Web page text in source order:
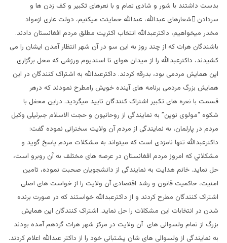
بدست داشتند با شور و شادی تمام و با نعرهای تکبیر و کف زدن ها و
سردادن ُشعارهای عبدالله، عبدالله حمایتت میکنیم، دولت عاری ازمواد
مخدر میخواهیم، داکترعبدالله انتخاب اکثریت مطلق مردم افغانستان دادند.
باشندگان هرات که از چند روز به این سو در آن شهر انتظار آمدن ایشان را می
کشیدند، داکترعبدالله را از میدان هوای تا استدیوم ورزشی که محل برگزاری
این همایش مردمی بود، بدرقه کردند. داکترعبدالله به اشتراک کنندگان در این
همایش بزرگ مردمی برنامه های آینده خویش رامطرح نمودند که درهر
قسمت با نعره های تکبیر اشتراک کنندگان تایید میگردید. دراین محفل با
شکوه “مولوی نوین” به نمایندگی از روحانیون و حجت الاسلام جبرئیلی وکیل
مردم در پارلمان، به نمایندگی از مردم آن ولایت سخنرانی نموده گفت:
داکترعبدالله تنها نامزدی است که میتواند به مشکلات مردم پاسخ گوید و
مشکلاتي که امروز مردم افغانستان در عرصه های مختلف به آن روبرو است،
حل نماید. خانم هدایت به نمایندگی از دانشجویان صحبت نموده، تامین
امنیت، حاکمیت قانون و رشد اقتصادی آن ولایت را از خواست های اصلی
اشتراک کنندگان مطرح کردند و از داکترعبدالله خواستند که در صورت برنده
شدن در انتخابات این مشکلات را حل نماید. اشتراک کنندگان این همایش
بزرگ از تمام ولسوالی های آن ولایت در مرکز شهر هرات گردهم آمده بودند
به نمایندگی از ولسوالی های شان پشتبانی خود را از داکتر عبدالله اعلام کردند.